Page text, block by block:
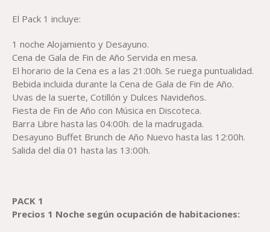
El Pack 1 incluye:
1 noche Alojamiento y Desayuno.
Cena de Gala de Fin de Año Servida en mesa.
El horario de la Cena es a las 21:00h. Se ruega puntualidad.
Bebida incluida durante la Cena de Gala de Fin de Año.
Uvas de la suerte, Cotillón y Dulces Navideños.
Fiesta de Fin de Año con Música en Discoteca.
Barra Libre hasta las 04:00h. de la madrugada.
Desayuno Buffet Brunch de Año Nuevo hasta las 12:00h.
Salida del día 01 hasta las 13:00h.
PACK 1
Precios 1 Noche según ocupación de habitaciones: